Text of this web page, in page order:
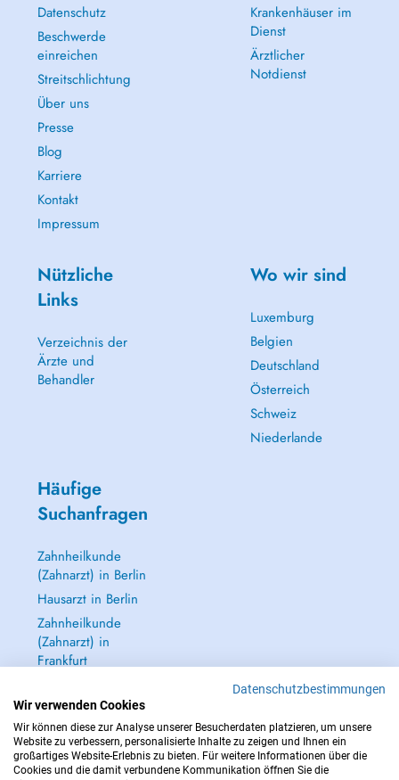
Datenschutz
Beschwerde
einreichen
Streitschlichtung
Über uns
Presse
Blog
Karriere
Kontakt
Impressum
Krankenhäuser im
Dienst
Ärztlicher
Notdienst
Nützliche
Links
Verzeichnis der
Ärzte und
Behandler
Wo wir sind
Luxemburg
Belgien
Deutschland
Österreich
Schweiz
Niederlande
Häufige
Suchanfragen
Zahnheilkunde
(Zahnarzt) in Berlin
Hausarzt in Berlin
Zahnheilkunde
(Zahnarzt) in
Frankfurt
(Hautarzt) in
Frankfurt
Alle anzeigen →
Datenschutzbestimmungen
Wir verwenden Cookies
Wir können diese zur Analyse unserer Besucherdaten platzieren, um unsere
Website zu verbessern, personalisierte Inhalte zu zeigen und Ihnen ein
großartiges Website-Erlebnis zu bieten. Für weitere Informationen über die
Cookies und die damit verbundene Kommunikation öffnen Sie die